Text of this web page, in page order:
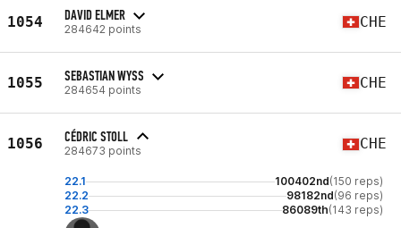
1054 DAVID ELMER
284642 points CHE
1055 SEBASTIAN WYSS
284654 points CHE
1056 CÉDRIC STOLL
284673 points CHE
22.1 100402nd(150 reps)
22.2
98182nd(96 reps)
22.3
86089th(143 reps)